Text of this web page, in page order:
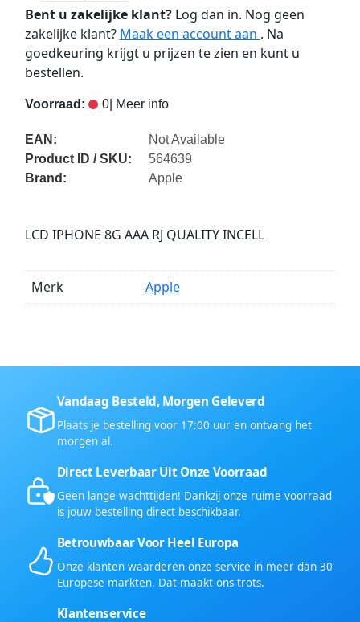
Bent u zakelijke klant?Log dan in. Nog geen
zakelijke klant? Maak een account aan . Na
goedkeuring krijgt u prijzen te zien en kunt u
bestellen.
Voorraad: 0| Meer info
EAN:
Not Available
Product ID / SKU:
564639
Brand:
Apple
LCD IPHONE 8G AAA RJ QUALITY INCELL
Merk Apple
Vandaag Besteld, Morgen Geleverd
Plaats je bestelling voor 17:00 uur en ontvang het
morgen al.
Direct Leverbaar Uit Onze Voorraad
Geen lange wachttijden! Dankzij onze ruime voorraad
is jouw bestelling direct beschikbaar.
Betrouwbaar Voor Heel Europa
Onze klanten waarderen onze service in meer dan 30
Europese markten. Dat maakt ons trots.
Klantenservice